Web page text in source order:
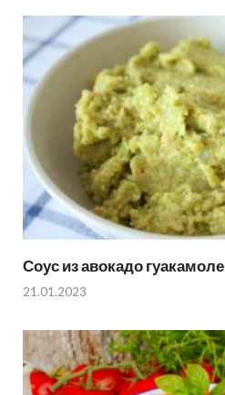
Соус из авокадо гуакамоле
21.01.2023